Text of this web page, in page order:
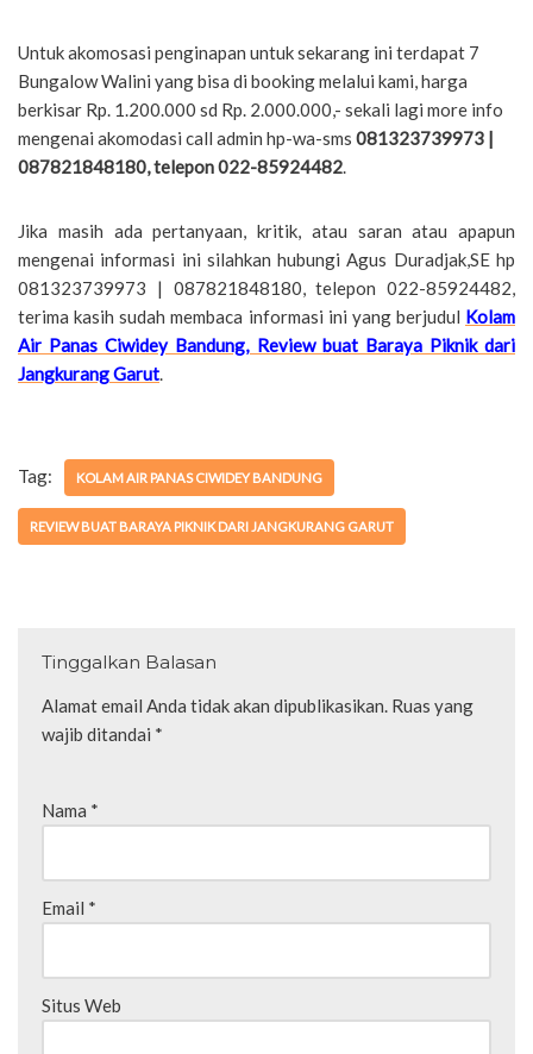
Untuk akomosasi penginapan untuk sekarang ini terdapat 7
Bungalow Walini yang bisa di booking melalui kami, harga
berkisar Rp. 1.200.000 sd Rp. 2.000.000,- sekali lagi more info
mengenai akomodasi call admin hp-wa-sms 081323739973 |
087821848180, telepon 022-85924482.
Jika masih ada pertanyaan, kritik, atau saran atau apapun
mengenai informasi ini silahkan hubungi Agus Duradjak,SE hp
081323739973 | 087821848180, telepon 022-85924482,
terima kasih sudah membaca informasi ini yang berjudul Kolam
Air Panas Ciwidey Bandung, Review buat Baraya Piknik dari
Jangkurang Garut.
Tag: KOLAM AIR PANAS CIWIDEY BANDUNG
REVIEW BUAT BARAYA PIKNIK DARI JANGKURANG GARUT
Tinggalkan Balasan
Alamat email Anda tidak akan dipublikasikan. Ruas yang
wajib ditandai *
Nama *
Email *
Situs Web